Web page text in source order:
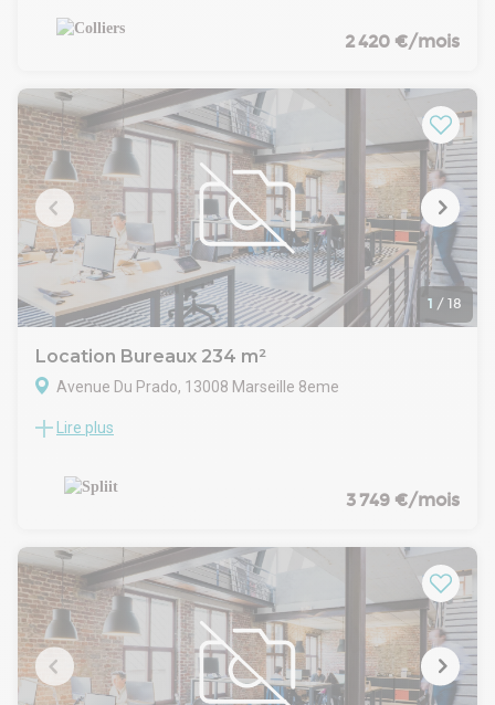
A proximité des axes autoroutiers.
Ces bureaux sont en excellent état et cloisonnés, aux2 420 €/mois
1 / 18
Location Bureaux 234 m²
Avenue Du Prado, 13008 Marseille 8eme
Location Bureaux Marseille 13008
recherchés de Marseille, découvrez ces bureaux de 234 m²
situés en rez-de-chaussée d'une copropriété de standing à
activités tertiaires : professions libérales, cabinets de conseil,
activités médicales ou paramédicales, sièges d'entreprise,
etc. Le bien bénéficie d'une adresse de premier ordre, à
proximité immédiate des transports en commun, des axes
autoroutiers, des commerces et de nombreux services,
offrant ainsi un cadre de travail privilégié à vos
collaborateurs comme à vos clients. Les atouts :
Lire plus
3 749 €/mois